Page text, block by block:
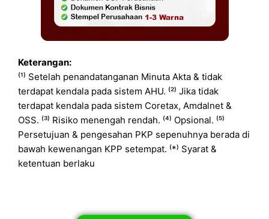
Keterangan:
⁽¹⁾ Setelah penandatanganan Minuta Akta & tidak
terdapat kendala pada sistem AHU. ⁽²⁾ Jika tidak
terdapat kendala pada sistem Coretax, Amdalnet &
OSS. ⁽³⁾ Risiko menengah rendah. ⁽⁴⁾ Opsional. ⁽⁵⁾
Persetujuan & pengesahan PKP sepenuhnya berada di
bawah kewenangan KPP setempat. ⁽*⁾ Syarat &
ketentuan berlaku